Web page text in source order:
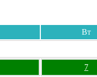
Вт
7